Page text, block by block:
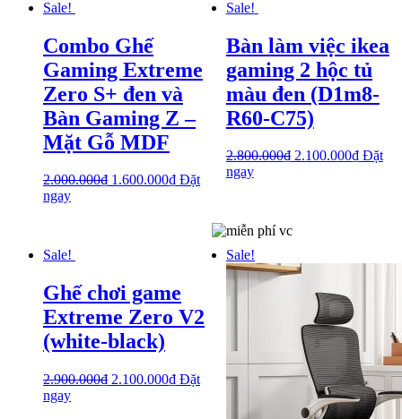
Sale!
Combo Ghế
Gaming Extreme
Zero S+ đen và
Bàn Gaming Z –
Mặt Gỗ MDF
2.000.000₫ 1.600.000₫ Đặt
ngay
Sale!
Bàn làm việc ikea
gaming 2 hộc tủ
màu đen (D1m8-
R60-C75)
2.800.000₫ 2.100.000₫ Đặt
ngay
Sale!
Ghế chơi game
Extreme Zero V2
(white-black)
2.900.000₫ 2.100.000₫ Đặt
ngay
Sale!